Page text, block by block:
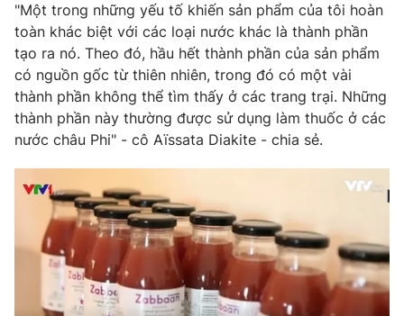
Khán giả
Giải sao mai
Âm nhạc
Sao
Du lịch
Làm đẹp
Chất lượng cuộc sống
Giáo dục
Tuyển sinh
Học trực tuyến
Công nghệ
Hitech Công nghệ tương lai
Sản phẩm
Thị trường
Tư vấn
Giao lưu trực tuyến
Lịch phát sóng
Chuyên mục khác
Emagazine Podcast
"Một trong những yếu tố khiến sản phẩm của tôi hoàn
toàn khác biệt với các loại nước khác là thành phần
tạo ra nó. Theo đó, hầu hết thành phần của sản phẩm
có nguồn gốc từ thiên nhiên, trong đó có một vài
thành phần không thể tìm thấy ở các trang trại. Những
thành phần này thường được sử dụng làm thuốc ở các
nước châu Phi" - cô Aïssata Diakite - chia sẻ.